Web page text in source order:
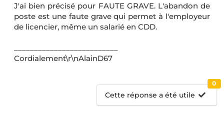
J'ai bien précisé pour FAUTE GRAVE. L'abandon de
poste est une faute grave qui permet à l'employeur
de licencier, même un salarié en CDD.
Cordialement\r\nAlainD67
Cette réponse a été utile
0